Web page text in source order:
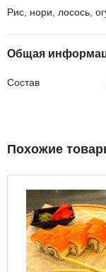
Рис, нори, лосось,
Общая
Состав
Похожие